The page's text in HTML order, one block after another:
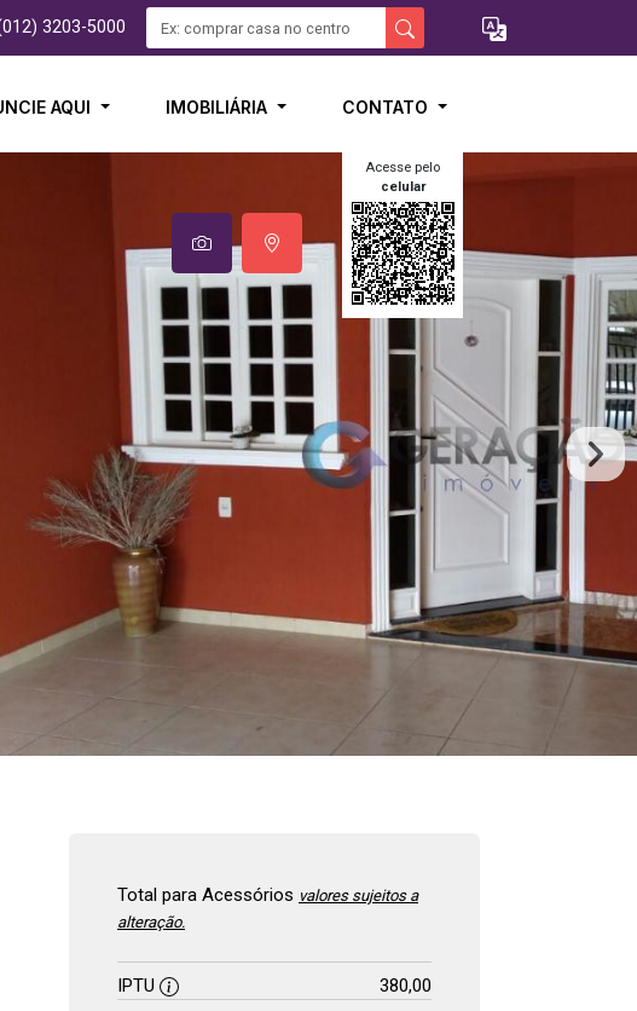
3203-5000
AQUI IMOBILIÁRIA CONTATO
Acesse pelo
celular
Total para Acessórios valores sujeitos a
alteração.
IPTU
380,00